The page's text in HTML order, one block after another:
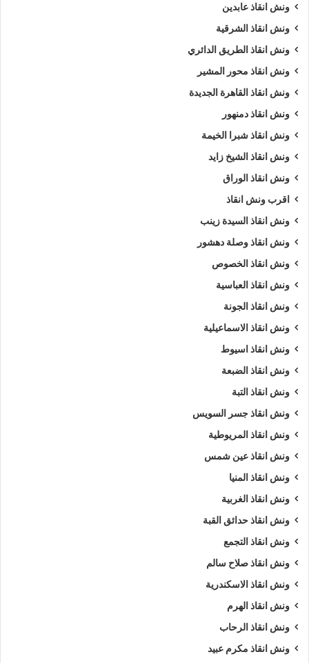
ونش انقاذ عابدين
ونش انقاذ الشرقية
ونش انقاذ الطريق الدائري
ونش انقاذ محور المشير
ونش انقاذ القاهرة الجديدة
ونش انقاذ دمنهور
ونش انقاذ شبرا الخيمة
ونش انقاذ الشيخ زايد
ونش انقاذ الوراق
اقرب ونش انقاذ
ونش انقاذ السيدة زينب
ونش انقاذ وصلة دهشور
ونش انقاذ الخصوص
ونش انقاذ العباسية
ونش انقاذ الجونة
ونش انقاذ الاسماعيلية
ونش انقاذ اسيوط
ونش انقاذ الضبعة
ونش انقاذ التبة
ونش انقاذ جسر السويس
ونش انقاذ المريوطية
ونش انقاذ عين شمس
ونش انقاذ المنيا
ونش انقاذ الغربية
ونش انقاذ حدائق القبة
ونش انقاذ التجمع
ونش انقاذ صلاح سالم
ونش انقاذ الاسكندرية
ونش انقاذ الهرم
ونش انقاذ الرحاب
ونش انقاذ مكرم عبيد